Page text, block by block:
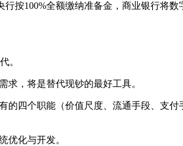
按100%全额缴纳准备金，商业银行将
。
求，将是替代现钞的最好工具。
四个职能（价值尺度、流通手段、支
优化与开发。